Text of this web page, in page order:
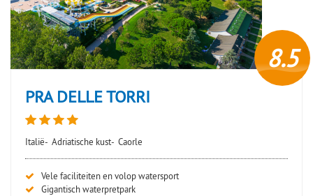
8.5
PRA DELLE TORRI
Italië- Adriatische kust- Caorle
Vele faciliteiten en volop watersport
Gigantisch waterpretpark